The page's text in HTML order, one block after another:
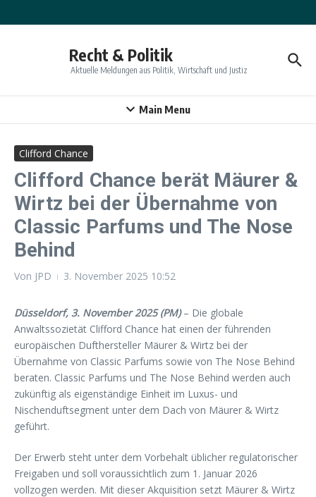
Recht & Politik
Aktuelle Meldungen aus Politik, Wirtschaft und Justiz
Main Menu
Clifford Chance
Clifford Chance berät Mäurer &
Wirtz bei der Übernahme von
Classic Parfums und The Nose
Behind
Von JPD 3. November 2025 10:52
Düsseldorf, 3. November 2025 (PM)– Die globale
Anwaltssozietät Clifford Chance hat einen der führenden
europäischen Dufthersteller Mäurer & Wirtz bei der
Übernahme von Classic Parfums sowie von The Nose Behind
beraten. Classic Parfums und The Nose Behind werden auch
zukünftig als eigenständige Einheit im Luxus- und
Nischenduftsegment unter dem Dach von Mäurer & Wirtz
geführt.
Der Erwerb steht unter dem Vorbehalt üblicher regulatorischer
Freigaben und soll voraussichtlich zum 1. Januar 2026
vollzogen werden. Mit dieser Akquisition setzt Mäurer & Wirtz